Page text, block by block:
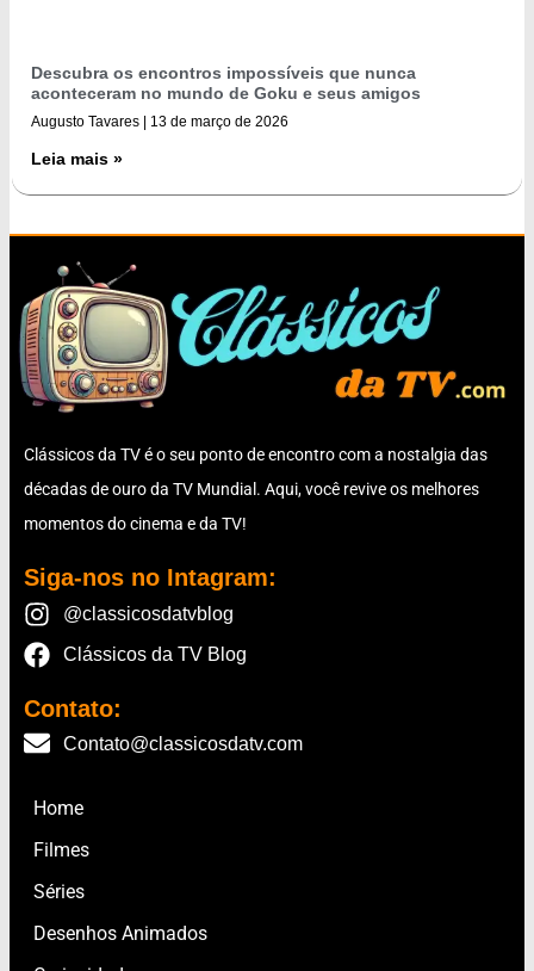
Descubra os encontros impossíveis que nunca
aconteceram no mundo de Goku e seus amigos
Augusto Tavares 13 de março de 2026
Leia mais »
Clássicos da TV é o seu ponto de encontro com a nostalgia das
décadas de ouro da TV Mundial. Aqui, você revive os melhores
momentos do cinema e da TV!
Siga-nos no Intagram:
@classicosdatvblog
Clássicos da TV Blog
Contato:
Contato@classicosdatv.com
Home
Filmes
Séries
Desenhos Animados